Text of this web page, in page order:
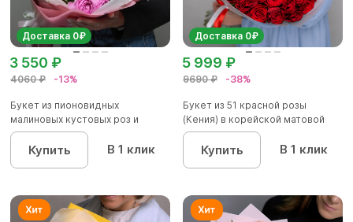
Доставка 0₽
4060 ₽ -13%
3 550 ₽
Букет из пионовидных
малиновых кустовых роз и
альстроме...
Купить В 1 клик
Доставка 0₽
9690 ₽ -38%
5 999 ₽
Букет из 51 красной розы
(Кения) в корейской матовой
уп...
Купить В 1 клик